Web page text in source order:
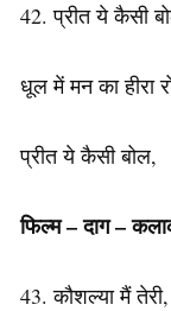
42. प्रीत ये कैसी
धूल में मन का हीरा
प्रीत ये कैसी बोल,
फिल्म – दाग –
43. कौशल्या मैं तेरी,